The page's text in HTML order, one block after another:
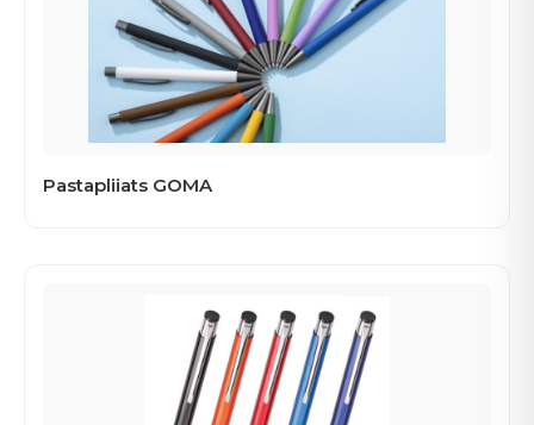
Pastapliiats GOMA